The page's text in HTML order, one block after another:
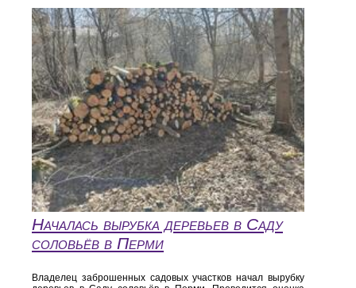
Началась вырубка деревьев в Саду
соловьёв в Перми
Владелец заброшенных садовых участков начал вырубку